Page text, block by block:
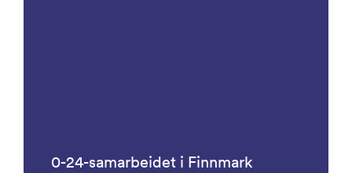
0-24-samarbeidet i Finnmark